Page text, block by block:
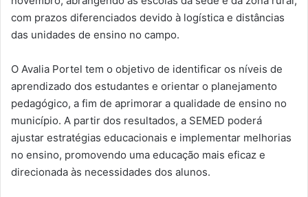
com prazos diferenciados devido à logística e distâncias
das unidades de ensino no campo.
O Avalia Portel tem o objetivo de identificar os níveis de
aprendizado dos estudantes e orientar o planejamento
pedagógico, a fim de aprimorar a qualidade de ensino no
município. A partir dos resultados, a SEMED poderá
ajustar estratégias educacionais e implementar melhorias
no ensino, promovendo uma educação mais eficaz e
direcionada às necessidades dos alunos.